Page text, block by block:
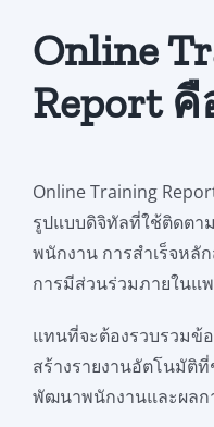
Online
Report คื
Online Training
รูปแบบดิจิทัลที่ใช้ติดตา
พนักงาน การสำเร็จหลั
การมีส่วนร่วมภายในแ
แทนที่จะต้องรวบรวมข้
สร้างรายงานอัตโนมัติ
พัฒนาพนักงานและผลก